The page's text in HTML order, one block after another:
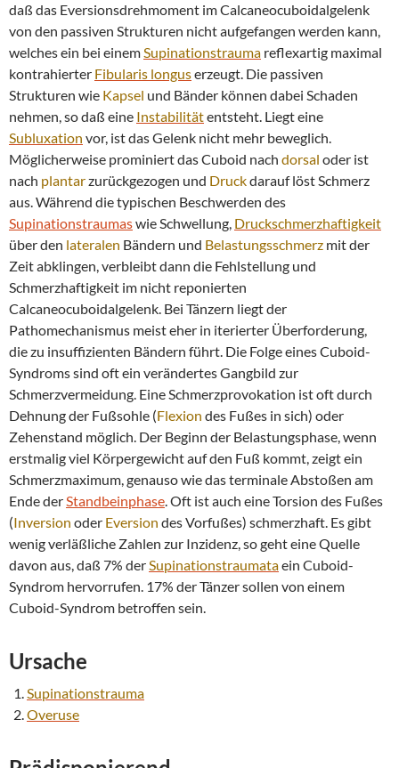
daß das Eversionsdrehmoment im Calcaneocuboidalgelenk
von den passiven Strukturen nicht aufgefangen werden kann,
welches ein bei einemSupinationstrauma reflexartig maximal
kontrahierter Fibularis longuserzeugt. Die passiven
Strukturen wie Kapsel und Bänder können dabei Schaden
nehmen, so daß eine Instabilitätentsteht. Liegt eine
Subluxation vor, ist das Gelenk nicht mehr beweglich.
Möglicherweise prominiert das Cuboid nach dorsal oder ist
nach plantarzurückgezogen und Druckdarauf löst Schmerz
aus. Während die typischen Beschwerden des
Supinationstraumaswie Schwellung, Druckschmerzhaftigkeit
über den lateralen Bändern und Belastungsschmerz mit der
Zeit abklingen, verbleibt dann die Fehlstellung und
Schmerzhaftigkeit im nicht reponierten
Calcaneocuboidalgelenk. Bei Tänzern liegt der
Pathomechanismus meist eher in iterierter Überforderung,
die zu insuffizienten Bändern führt. Die Folge eines Cuboid-
Syndroms sind oft ein verändertes Gangbild zur
Schmerzvermeidung. Eine Schmerzprovokation ist oft durch
Dehnung der Fußsohle (Flexion des Fußes in sich) oder
Zehenstand möglich. Der Beginn der Belastungsphase, wenn
erstmalig viel Körpergewicht auf den Fuß kommt, zeigt ein
Schmerzmaximum, genauso wie das terminale Abstoßen am
Ende derStandbeinphase. Oft ist auch eine Torsion des Fußes
(Inversion oder Eversion des Vorfußes) schmerzhaft. Es gibt
wenig verläßliche Zahlen zur Inzidenz, so geht eine Quelle
davon aus, daß 7% derSupinationstraumataein Cuboid-
Syndrom hervorrufen. 17% der Tänzer sollen von einem
Cuboid-Syndrom betroffen sein.
Ursache
Supinationstrauma
Overuse